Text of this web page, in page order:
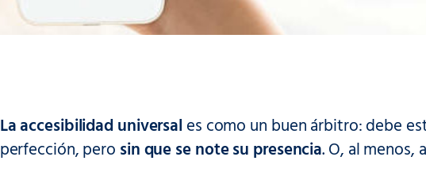
La accesibilidad universal es como un buen árbitro: debe
perfección, pero sin que se note su presencia. O, al menos,